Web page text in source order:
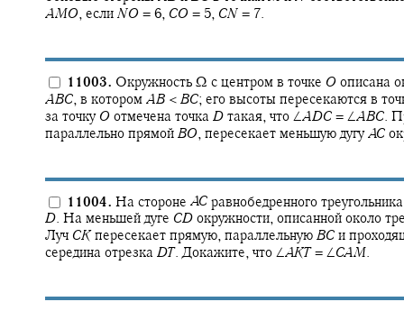
AMO, если NO = 6, CO = 5, CN = 7.
11003. Окружность Ω с центром в точке O описана
ABC, в котором AB < BC; его высоты пересекаются в
за точку O отмечена точка D такая, что ∠ADC = ∠ABC.
параллельно прямой BO, пересекает меньшую дугуAC
11004. На стороне AC равнобедренного
D. На меньшей дуге CD окружности, описанной около
Луч CK пересекает прямую, параллельную BC и
середина отрезка DT. Докажите, что ∠AKT= ∠CAM.